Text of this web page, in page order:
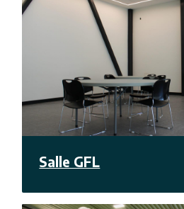
Salle GFL